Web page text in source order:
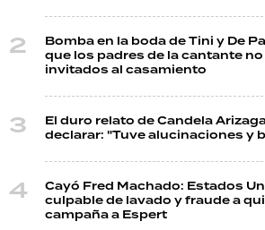
Bomba en la boda de Tini y De
que los padres de la cantante
invitados al casamiento
El duro relato de Candela
declarar: "Tuve alucinaciones y
Cayó Fred Machado: Estados
culpable de lavado y fraude a
campaña a Espert